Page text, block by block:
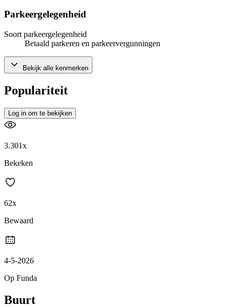
Parkeergelegenheid
Soort parkeergelegenheid
Betaald parkeren en parkeervergunningen
Bekijk alle kenmerken
Populariteit
Log in om te bekijken
3.301x
Bekeken
62x
Bewaard
4-5-2026
Op Funda
Buurt